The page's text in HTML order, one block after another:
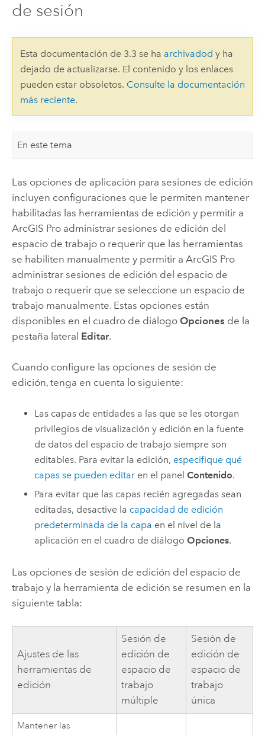
de sesión
Esta documentación de 3.3 se ha archivadod y ha
dejado de actualizarse. El contenido y los enlaces
pueden estar obsoletos. Consulte la documentación
más reciente.
En este tema
Las opciones de aplicación para sesiones de edición
incluyen configuraciones que le permiten mantener
habilitadas las herramientas de edición y permitir a
ArcGIS Proadministrar sesiones de edición del
espacio de trabajo o requerir que las herramientas
se habiliten manualmente y permitir a ArcGIS Pro
administrar sesiones de edición del espacio de
trabajo o requerir que se seleccione un espacio de
trabajo manualmente. Estas opciones están
disponibles en el cuadro de diálogo Opciones de la
pestaña lateral Editar.
Cuando configure las opciones de sesión de
edición, tenga en cuenta lo siguiente:
Las capas de entidades a las que se les otorgan
privilegios de visualización y edición en la fuente
de datos del espacio de trabajo siempre son
editables. Para evitar la edición, especifique qué
capas se pueden editar en el panelContenido.
Para evitar que las capas recién agregadas sean
editadas, desactive la capacidad de edición
predeterminada de la capa en el nivel de la
aplicación en el cuadro de diálogoOpciones.
Las opciones de sesión de edición del espacio de
trabajo y la herramienta de edición se resumen en la
siguiente tabla:
Ajustes de las
herramientas de
edición
Sesión de
edición de
espacio de
trabajo
múltiple
Sesión de
edición de
espacio de
trabajo
única
Mantener las